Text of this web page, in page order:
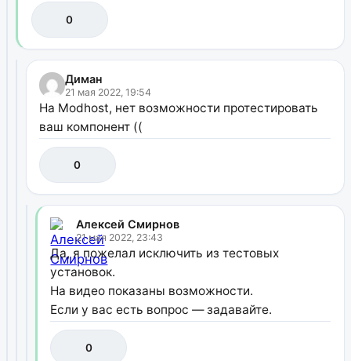
0
Диман
21 мая 2022, 19:54
На Modhost, нет возможности протестировать
ваш компонент ((
0
Алексей Смирнов
21 мая 2022, 23:43
Да, я пожелал исключить из тестовых
установок.
На видео показаны возможности.
Если у вас есть вопрос — задавайте.
0